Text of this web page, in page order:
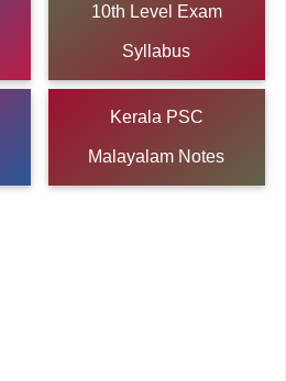
10th Level Exam
Syllabus
Kerala PSC
Malayalam Notes